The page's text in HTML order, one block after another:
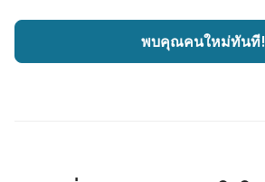
พบคุณคนใหม่ทันที!